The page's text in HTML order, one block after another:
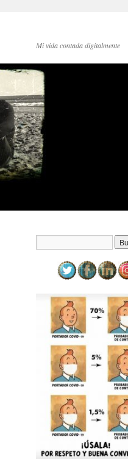
Mi vida contada digitalmente